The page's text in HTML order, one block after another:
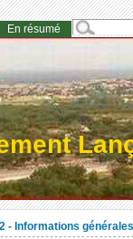
2 - Informations générales
En résumé